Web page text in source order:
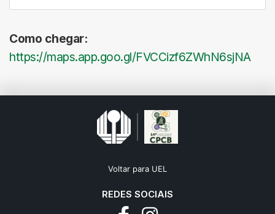
Como chegar:
https://maps.app.goo.gl/FVCCizf6ZWhN6sjNA
Voltar para UEL
REDES SOCIAIS